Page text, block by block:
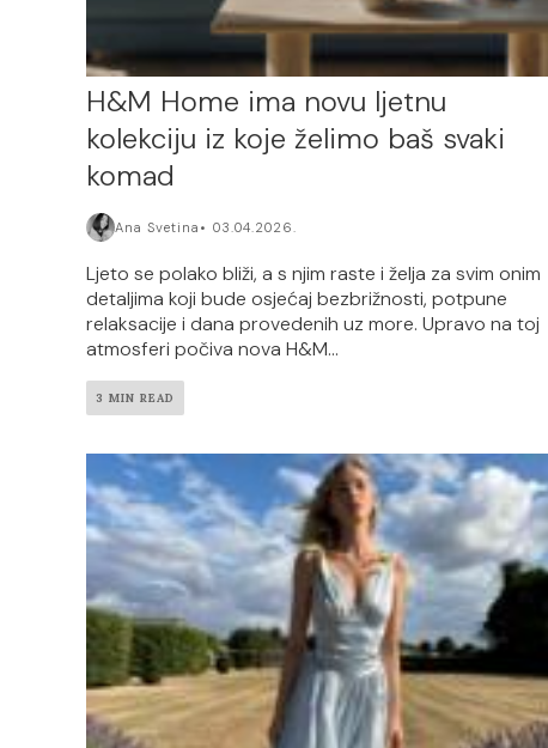
H&M Home ima novu ljetnu
kolekciju iz koje želimo baš svaki
komad
Ana Svetina 03.04.2026.
Ljeto se polako bliži, a s njim raste i želja za svim onim
detaljima koji bude osjećaj bezbrižnosti, potpune
relaksacije i dana provedenih uz more. Upravo na toj
atmosferi počiva nova H&M...
3 MIN READ